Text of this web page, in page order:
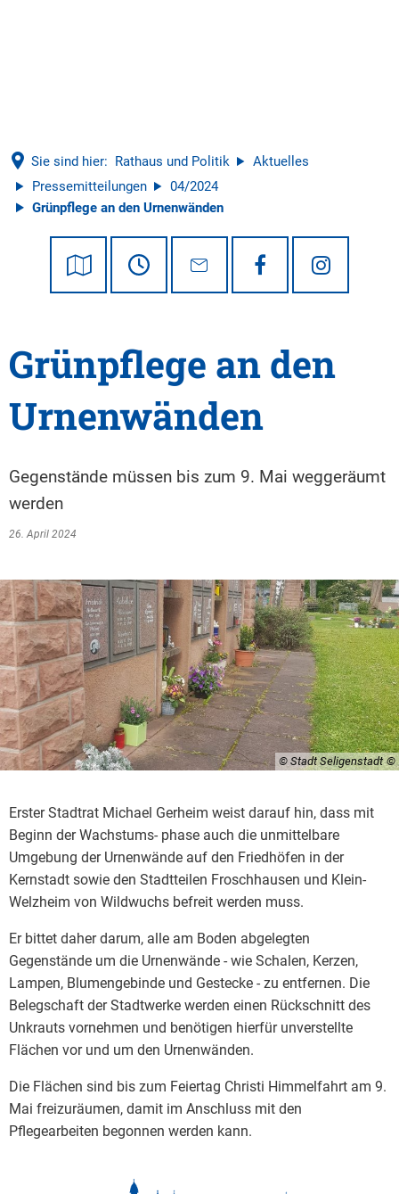
Sie sind hier: Rathaus und Politik
Aktuelles
Pressemitteilungen
04/2024
Grünpflege an den Urnenwänden
Grünpflege an den
Urnenwänden
Gegenstände müssen bis zum 9. Mai weggeräumt
werden
26. April 2024
© Stadt Seligenstadt
Erster Stadtrat Michael Gerheim weist darauf hin, dass mit
Beginn der Wachstums- phase auch die unmittelbare
Umgebung der Urnenwände auf den Friedhöfen in der
Kernstadt sowie den Stadtteilen Froschhausen und Klein-
Welzheim von Wildwuchs befreit werden muss.
Er bittet daher darum, alle am Boden abgelegten
Gegenstände um die Urnenwände - wie Schalen, Kerzen,
Lampen, Blumengebinde und Gestecke - zu entfernen. Die
Belegschaft der Stadtwerke werden einen Rückschnitt des
Unkrauts vornehmen und benötigen hierfür unverstellte
Flächen vor und um den Urnenwänden.
Die Flächen sind bis zum Feiertag Christi Himmelfahrt am 9.
Mai freizuräumen, damit im Anschluss mit den
Pflegearbeiten begonnen werden kann.